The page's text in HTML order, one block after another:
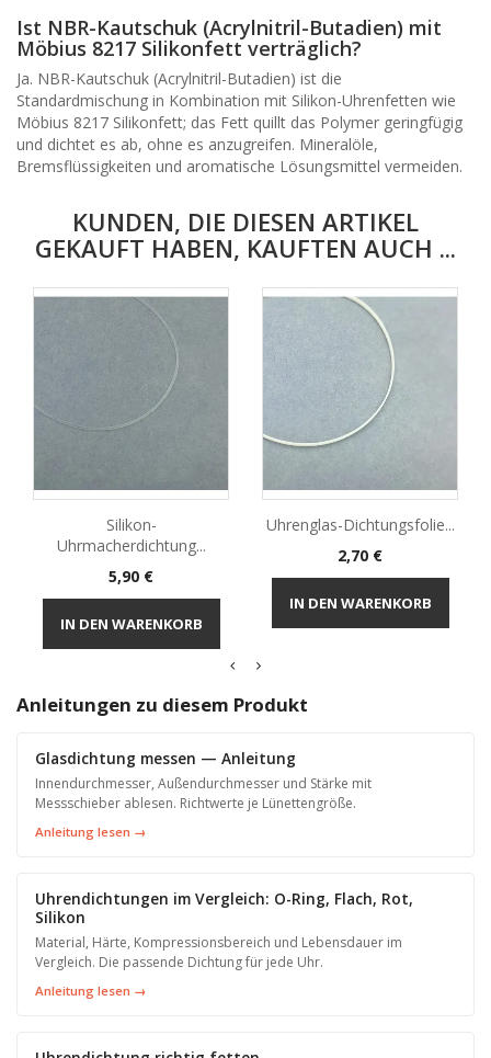
Ist NBR-Kautschuk (Acrylnitril-Butadien) mit
Möbius 8217 Silikonfett verträglich?
Ja. NBR-Kautschuk (Acrylnitril-Butadien) ist die
Standardmischung in Kombination mit Silikon-Uhrenfetten wie
Möbius 8217 Silikonfett; das Fett quillt das Polymer geringfügig
und dichtet es ab, ohne es anzugreifen. Mineralöle,
Bremsflüssigkeiten und aromatische Lösungsmittel vermeiden.
KUNDEN, DIE DIESEN ARTIKEL
GEKAUFT HABEN, KAUFTEN AUCH ...
Silikon-
Uhrmacherdichtung...
Preis
5,90 €
IN DEN WARENKORB
Uhrenglas-Dichtungsfolie...
Preis
2,70 €
IN DEN WARENKORB
Anleitungen zu diesem Produkt
Glasdichtung messen — Anleitung
Innendurchmesser, Außendurchmesser und Stärke mit
Messschieber ablesen. Richtwerte je Lünettengröße.
Anleitung lesen →
Uhrendichtungen im Vergleich: O-Ring, Flach, Rot,
Silikon
Material, Härte, Kompressionsbereich und Lebensdauer im
Vergleich. Die passende Dichtung für jede Uhr.
Anleitung lesen →